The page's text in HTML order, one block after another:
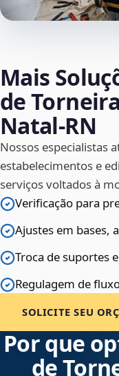
Mais
de
Natal‑RN
Nossos especialistas
estabelecimentos e
serviços voltados à
Verificação para
Ajustes em bases,
Troca de suportes
Regulagem de
SOLICITE SEU
Por que
de